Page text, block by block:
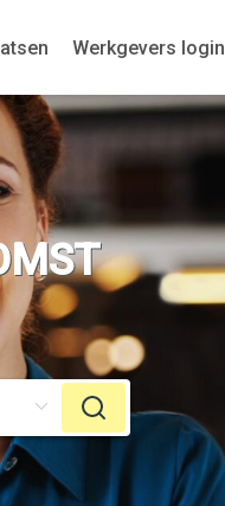
Werkgevers login